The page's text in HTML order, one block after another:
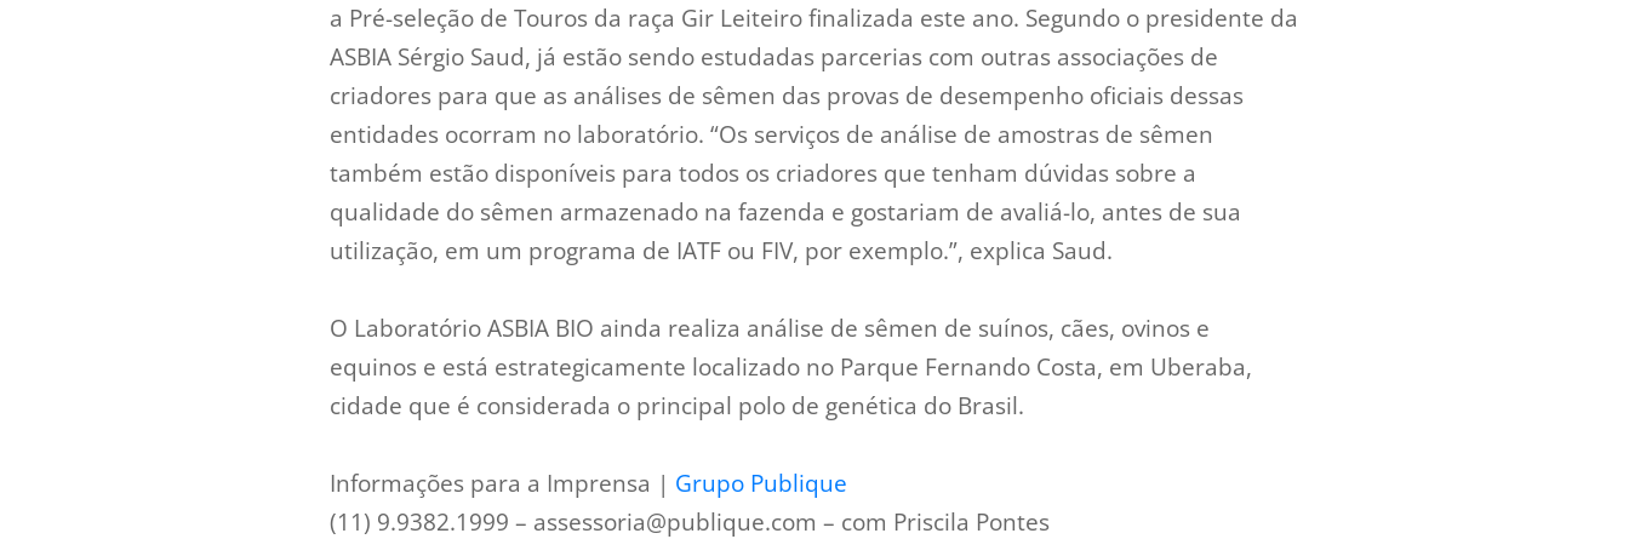
a Pré-seleção de Touros da raça Gir Leiteiro finalizada este ano. Segundo o presidente da
ASBIA Sérgio Saud, já estão sendo estudadas parcerias com outras associações de
criadores para que as análises de sêmen das provas de desempenho oficiais dessas
entidades ocorram no laboratório. “Os serviços de análise de amostras de sêmen
também estão disponíveis para todos os criadores que tenham dúvidas sobre a
qualidade do sêmen armazenado na fazenda e gostariam de avaliá-lo, antes de sua
utilização, em um programa de IATF ou FIV, por exemplo.”, explica Saud.
O Laboratório ASBIA BIO ainda realiza análise de sêmen de suínos, cães, ovinos e
equinos e está estrategicamente localizado no Parque Fernando Costa, em Uberaba,
cidade que é considerada o principal polo de genética do Brasil.
Informações para a Imprensa | Grupo Publique
(11) 9.9382.1999 – assessoria@publique.com – com Priscila Pontes